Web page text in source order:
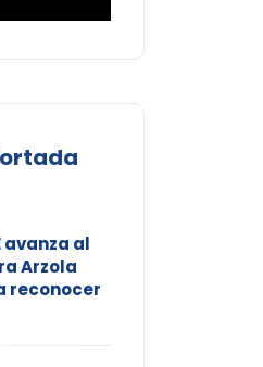
avanza al
Arzola
reconocer